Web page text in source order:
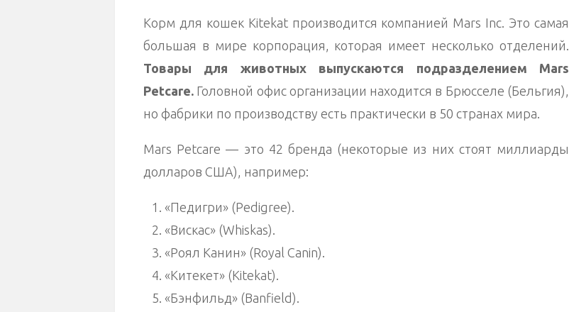
Корм для кошек Kitekat производится компанией Mars Inc. Это самая
большая в мире корпорация, которая имеет несколько отделений.
Товары для животных выпускаются подразделением Mars
Petcare. Головной офис организации находится в Брюсселе (Бельгия),
но фабрики по производству есть практически в 50 странах мира.
Mars Petcare — это 42 бренда (некоторые из них стоят миллиарды
долларов США), например:
«Педигри» (Pedigree).
«Вискас» (Whiskas).
«Роял Канин» (Royal Canin).
«Китекет» (Kitekat).
«Бэнфильд» (Banfield).